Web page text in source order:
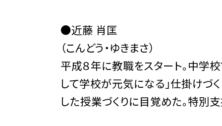
●近藤 肖匡
（こんどう・ゆきまさ）
平成８年に教職をスタート。中学
して学校が元気になる」仕掛けづ
した授業づくりに目覚めた。特別